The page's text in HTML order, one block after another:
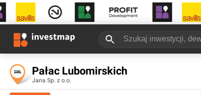
Pałac Lubomirskich
Jana Sp. z o.o.